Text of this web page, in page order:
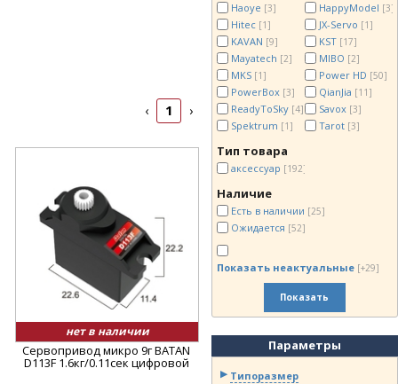
‹ 1 ›
нет в наличии
Сервопривод микро 9г BATAN
D113F 1.6кг/0.11сек цифровой
Haoye [3] HappyModel [3]
Hitec [1] JX-Servo [1]
KAVAN [9] KST [17]
Mayatech [2] MIBO [2]
MKS [1] Power HD [50]
PowerBox [3] QianJia [11]
ReadyToSky [4] Savox [3]
Spektrum [1] Tarot [3]
Тип товара
аксессуар [192]
Наличие
Есть в наличии [25]
Ожидается [52]
Показать неактуальные [+29]
Показать
Параметры
Типоразмер